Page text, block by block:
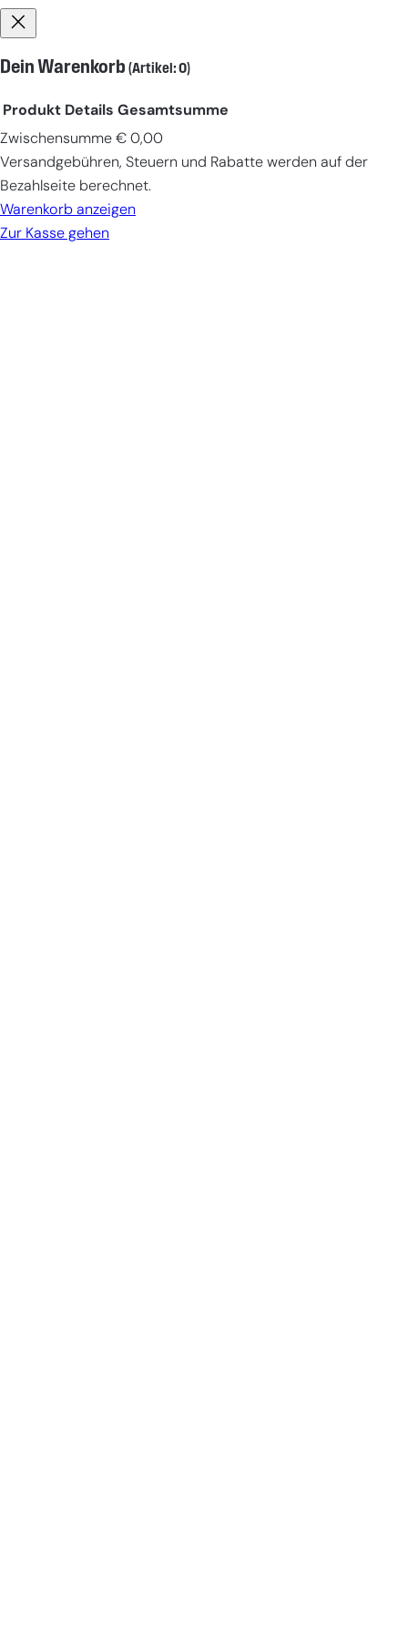
Dein Warenkorb (Artikel: 0)
Produkte
im
Warenkorb
Produkt Details Gesamtsumme
Zwischensumme € 0,00
Versandgebühren, Steuern und Rabatte werden auf der
Bezahlseite berechnet.
Warenkorb anzeigen
Zur Kasse gehen